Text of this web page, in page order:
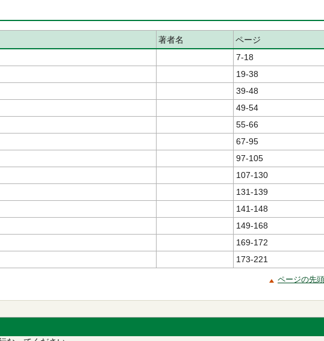
著者名
ページ
7-18
19-38
39-48
49-54
55-66
67-95
97-105
107-130
131-139
141-148
149-168
169-172
173-221
ページの先